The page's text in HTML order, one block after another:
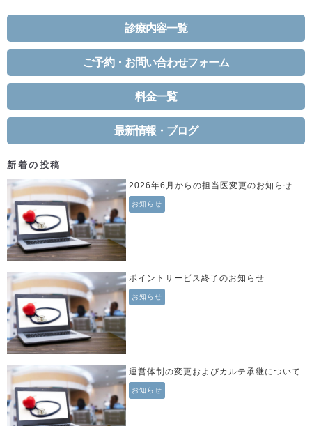
診療内容一覧
ご予約・お問い合わせフォーム
料金一覧
最新情報・ブログ
新着の投稿
2026年6月からの担当医変更のお知らせ
お知らせ
ポイントサービス終了のお知らせ
お知らせ
運営体制の変更およびカルテ承継について
お知らせ